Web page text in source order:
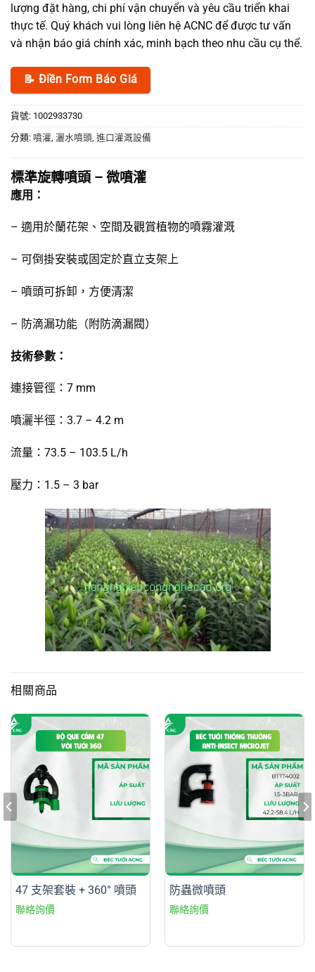
lượng đặt hàng, chi phí vận chuyển và yêu cầu triển khai
thực tế. Quý khách vui lòng liên hệ ACNC để được tư vấn
và nhận báo giá chính xác, minh bạch theo nhu cầu cụ thể.
📝 Điền Form Báo Giá
貨號: 1002933730
分類: 噴灌 灑水噴頭 進口灌溉設備
標準旋轉噴頭 – 微噴灌
應用：
– 適用於蘭花架、空間及觀賞植物的噴霧灌溉
– 可倒掛安裝或固定於直立支架上
– 噴頭可拆卸，方便清潔
– 防滴漏功能（附防滴漏閥）
技術參數：
連接管徑：7 mm
噴灑半徑：3.7 – 4.2 m
流量：73.5 – 103.5 L/h
壓力：1.5 – 3 bar
相關商品
47 支架套裝 + 360° 噴頭 防蟲微噴頭